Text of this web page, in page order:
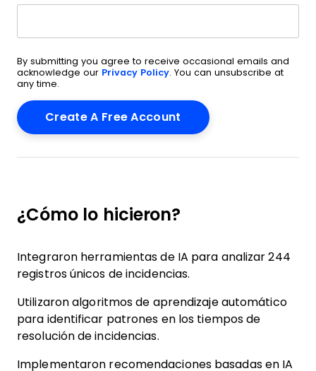
By submitting you agree to receive occasional emails and
acknowledge our Privacy Policy. You can unsubscribe at
any time.
¿Cómo lo hicieron?
Integraron herramientas de IA para analizar 244
registros únicos de incidencias.
Utilizaron algoritmos de aprendizaje automático
para identificar patrones en los tiempos de
resolución de incidencias.
Implementaron recomendaciones basadas en IA